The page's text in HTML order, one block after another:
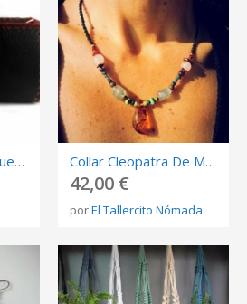
Cosmetiquera En Cuero - Café Collar Cleopatra De Macramé Con Ámbar Mexicano
42,00 €
porEl Tallercito Nómada